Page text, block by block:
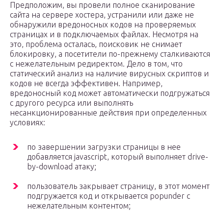
Предположим, вы провели полное сканирование
сайта на сервере хостера, устранили или даже не
обнаружили вредоносных кодов на проверяемых
страницах и в подключаемых файлах. Несмотря на
это, проблема осталась, поисковик не снимает
блокировку, а посетители по-прежнему сталкиваются
с нежелательным редиректом. Дело в том, что
статический анализ на наличие вирусных скриптов и
кодов не всегда эффективен. Например,
вредоносный код может автоматически подгружаться
с другого ресурса или выполнять
несанкционированные действия при определенных
условиях:
по завершении загрузки страницы в нее
добавляется javascript, который выполняет drive-
by-download атаку;
пользователь закрывает страницу, в этот момент
подгружается код и открывается popunder с
нежелательным контентом;